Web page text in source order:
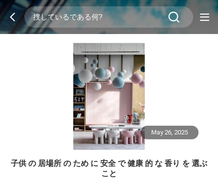
May 26, 2025
子供 の 居場所 の ため に 安全 で 健康 的 な 香り を 選ぶ
こと